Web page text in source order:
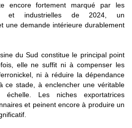
encore fortement marqué par les
et industrielles de 2024, un
une demande intérieure durablement
du Sud constitue le principal point
elle ne suffit ni à compenser les
ni à réduire la dépendance
ce stade, à enclencher une véritable
échelle. Les niches exportatrices
et peinent encore à produire un